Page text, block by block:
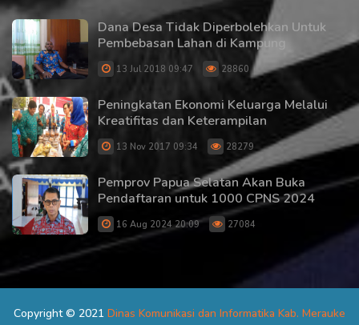
Dana Desa Tidak Diperbolehkan Untuk
Pembebasan Lahan di Kampung
13 Jul 2018 09:47 28860
Peningkatan Ekonomi Keluarga Melalui
Kreatifitas dan Keterampilan
13 Nov 2017 09:34 28279
Pemprov Papua Selatan Akan Buka
Pendaftaran untuk 1000 CPNS 2024
16 Aug 2024 20:09 27084
Copyright © 2021 Dinas Komunikasi dan Informatika Kab. Merauke